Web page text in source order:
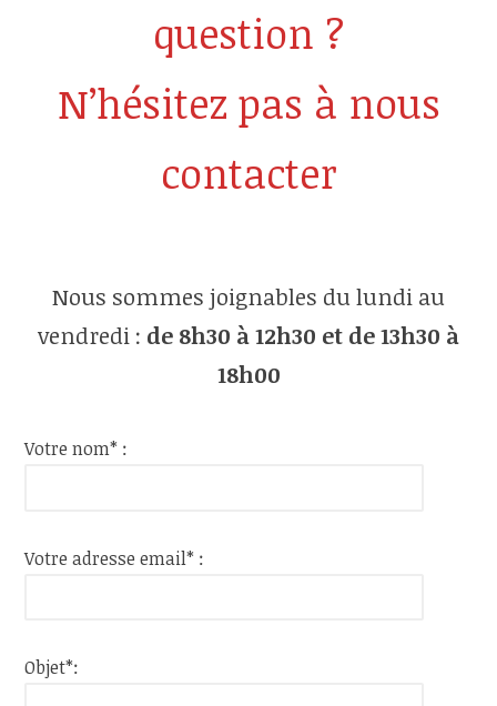
question ?
N’hésitez pas à nous
contacter
Nous sommes joignables du lundi au
vendredi : de 8h30 à 12h30 et de 13h30 à
18h00
Votre nom* :
Votre adresse email* :
Objet*: